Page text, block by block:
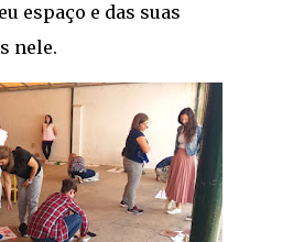
espaço e das suas
nele.